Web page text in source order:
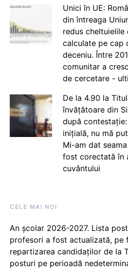
Unici în UE:
din întreaga
redus cheltuielile
calculate pe cap
deceniu. Între
comunitar a
de cercetare -
De la 4.90 la
învățătoare din
după
inițială, nu mă
Mi-am dat
fost corectată în
cuvântului
CELE MAI NOI
An școlar 2026-2027. Lista
profesori a fost actualizată, pe
repartizarea candidaților de la
posturi pe perioadă